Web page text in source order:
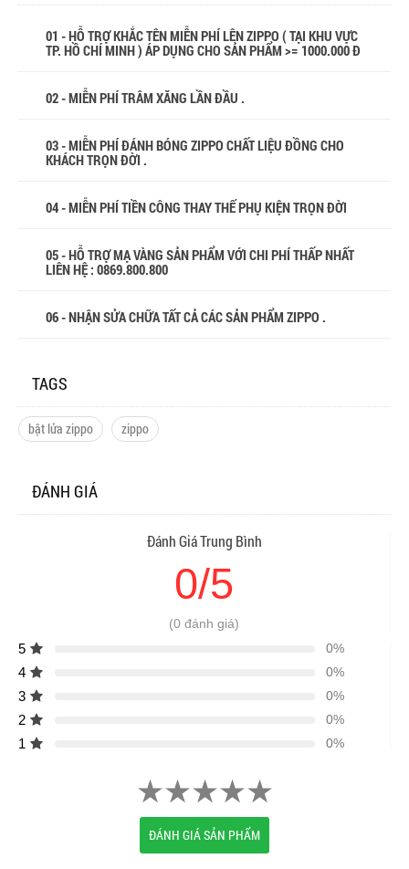
01 - HỖ TRỢ KHẮC TÊN MIỄN PHÍ LÊN ZIPPO ( TẠI KHU VỰC
TP. HỒ CHÍ MINH ) ÁP DỤNG CHO SẢN PHẨM >= 1000.000 Đ
02 - MIỄN PHÍ TRÂM XĂNG LẦN ĐẦU .
03 - MIỄN PHÍ ĐÁNH BÓNG ZIPPO CHẤT LIỆU ĐỒNG CHO
KHÁCH TRỌN ĐỜI .
04 - MIỄN PHÍ TIỀN CÔNG THAY THẾ PHỤ KIỆN TRỌN ĐỜI
05 - HỖ TRỢ MẠ VÀNG SẢN PHẨM VỚI CHI PHÍ THẤP NHẤT
LIÊN HỆ : 0869.800.800
06 - NHẬN SỬA CHỮA TẤT CẢ CÁC SẢN PHẨM ZIPPO .
TAGS
bật lửa zippo zippo
ĐÁNH GIÁ
Đánh Giá Trung Bình
0/5
(0 đánh giá)
5 0%
4 0%
3 0%
2 0%
1 0%
ĐÁNH GIÁ SẢN PHẨM